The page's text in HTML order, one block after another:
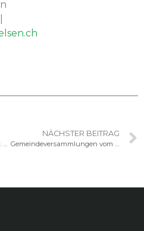
Gemeindenachrichten vom 29. Oktober 2024
NÄCHSTER BEITRAG
Gemeindeversammlungen vom 12. Dezember 2024